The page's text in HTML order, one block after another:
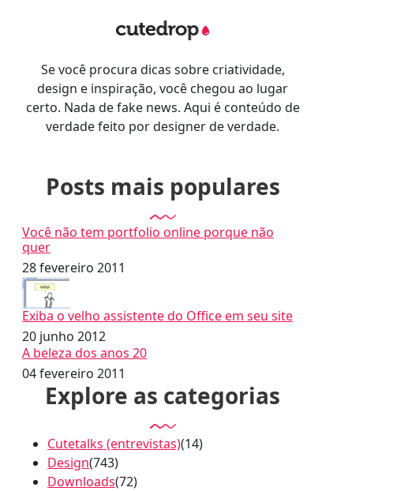
Se você procura dicas sobre criatividade,
design e inspiração, você chegou ao lugar
certo. Nada de fake news. Aqui é conteúdo de
verdade feito por designer de verdade.
Posts mais populares
Você não tem portfolio online porque não
quer
28 fevereiro 2011
Exiba o velho assistente do Office em seu site
20 junho 2012
A beleza dos anos 20
04 fevereiro 2011
Explore as categorias
Cutetalks (entrevistas)(14)
Design(743)
Downloads(72)